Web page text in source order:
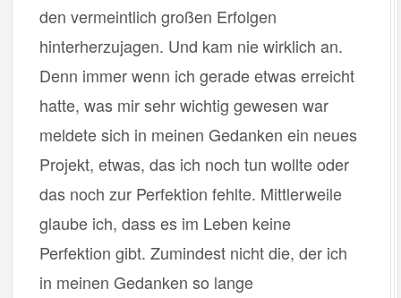
den vermeintlich großen Erfolgen
hinterherzujagen. Und kam nie wirklich an.
Denn immer wenn ich gerade etwas erreicht
hatte, was mir sehr wichtig gewesen war
meldete sich in meinen Gedanken ein neues
Projekt, etwas, das ich noch tun wollte oder
das noch zur Perfektion fehlte. Mittlerweile
glaube ich, dass es im Leben keine
Perfektion gibt. Zumindest nicht die, der ich
in meinen Gedanken so lange